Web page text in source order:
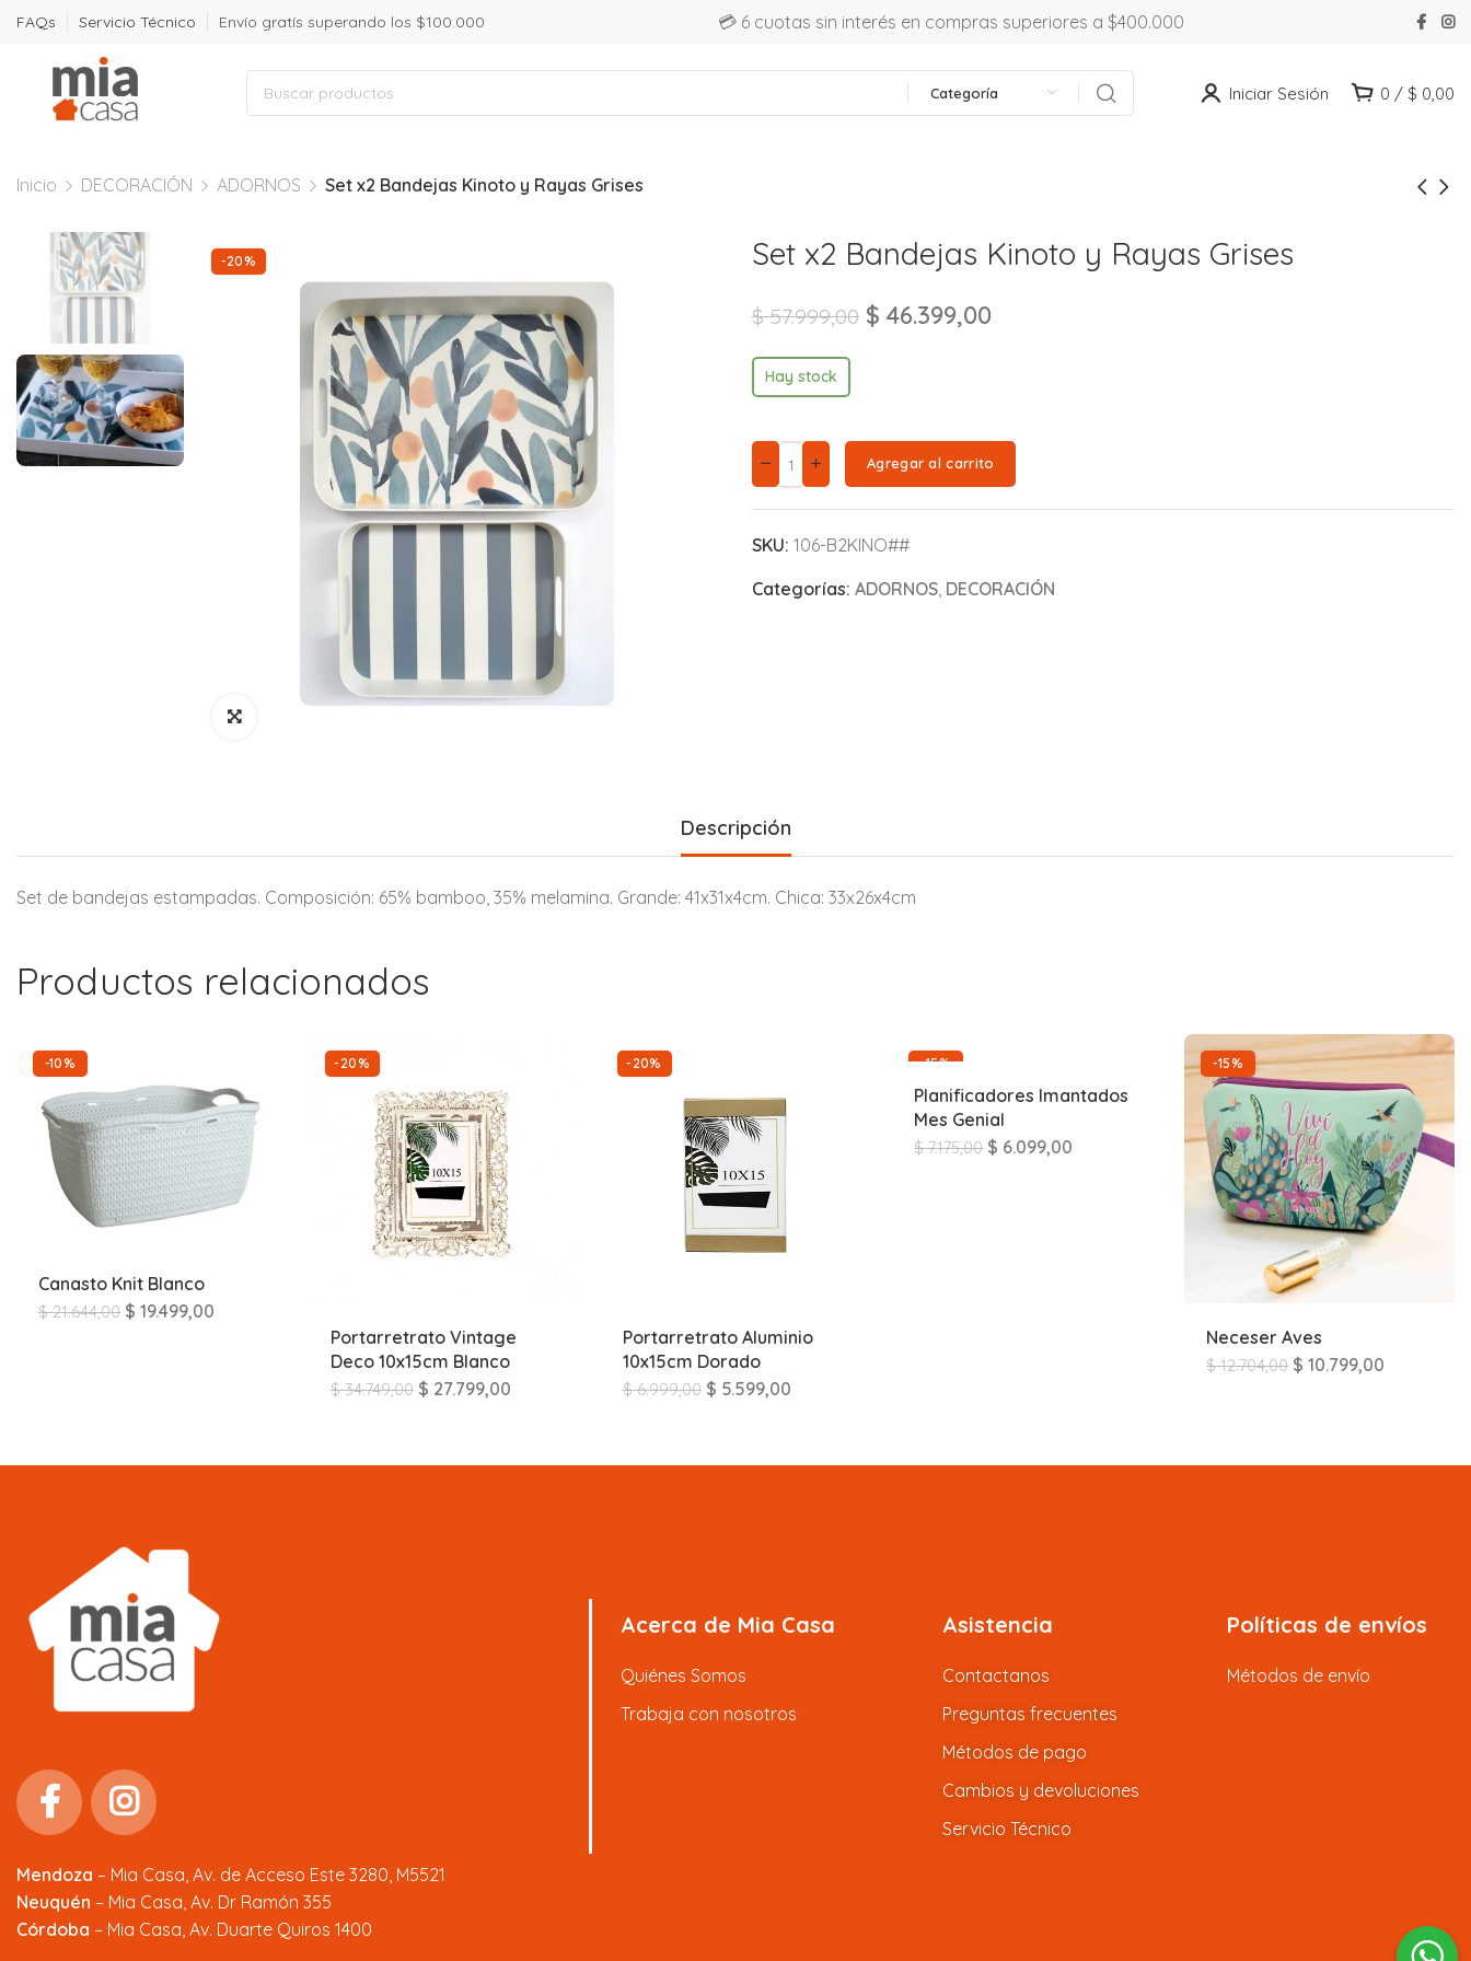
FAQs Servicio Técnico Envío gratís superando los $100.000 💳 6 cuotas sin interés en compras superiores a $400.000
Categoría Iniciar Sesión 0 / $ 0,00
Inicio DECORACIÓN ADORNOS Set x2 Bandejas Kinoto y Rayas Grises
-20% Set x2 Bandejas Kinoto y Rayas Grises
$57.999,00 $ 46.399,00
Hay stock
Agregar al carrito
SKU: 106-B2KINO##
Categorías: ADORNOS DECORACIÓN
Descripción
Set de bandejas estampadas. Composición: 65% bamboo, 35% melamina. Grande: 41x31x4cm. Chica: 33x26x4cm
Productos relacionados
-10%
Canasto Knit Blanco
$21.644,00 $ 19.499,00
-20%
Portarretrato Vintage
Deco 10x15cm Blanco
$34.749,00 $ 27.799,00
-20%
Portarretrato Aluminio
10x15cm Dorado
$6.999,00 $ 5.599,00
-15%
Planificadores Imantados
Mes Genial
$7.175,00 $ 6.099,00
-15%
Neceser Aves
$12.704,00 $ 10.799,00
Mendoza – Mia Casa, Av. de Acceso Este 3280, M5521
Neuquén – Mia Casa, Av. Dr Ramón 355
Córdoba – Mia Casa, Av. Duarte Quiros 1400
Acerca de Mia Casa
Quiénes Somos
Trabaja con nosotros
Asistencia
Contactanos
Preguntas frecuentes
Métodos de pago
Cambios y devoluciones
Servicio Técnico
Políticas de envíos
Métodos de envío